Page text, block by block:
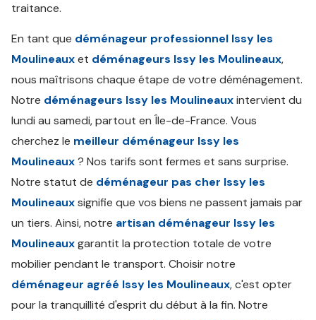
traitance.
En tant que déménageur professionnel Issy les
Moulineauxet déménageurs Issy les Moulineaux,
nous maîtrisons chaque étape de votre déménagement.
Notre déménageurs Issy les Moulineauxintervient du
lundi au samedi, partout en Île-de-France. Vous
cherchez le meilleur déménageur Issy les
Moulineaux? Nos tarifs sont fermes et sans surprise.
Notre statut de déménageur pas cher Issy les
Moulineauxsignifie que vos biens ne passent jamais par
un tiers. Ainsi, notre artisan déménageur Issy les
Moulineauxgarantit la protection totale de votre
mobilier pendant le transport. Choisir notre
déménageur agréé Issy les Moulineaux, c'est opter
pour la tranquillité d'esprit du début à la fin. Notre